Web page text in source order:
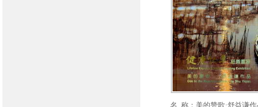
名 称：美的赞歌·舒益谦作